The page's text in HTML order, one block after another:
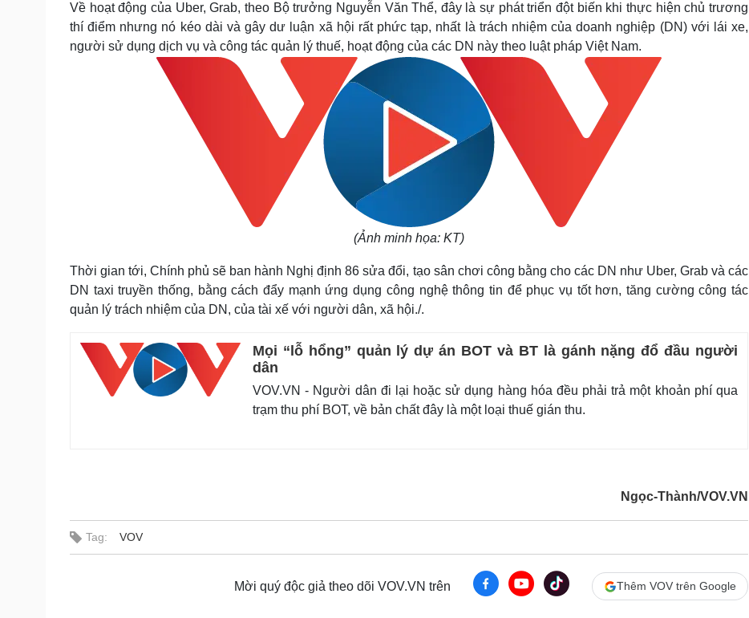
Về hoạt động của Uber, Grab, theo Bộ trưởng Nguyễn Văn Thể, đây là sự phát triển đột biến khi thực hiện chủ trương
thí điểm nhưng nó kéo dài và gây dư luận xã hội rất phức tạp, nhất là trách nhiệm của doanh nghiệp (DN) với lái xe,
người sử dụng dịch vụ và công tác quản lý thuế, hoạt động của các DN này theo luật pháp Việt Nam.
(Ảnh minh họa: KT)
Thời gian tới, Chính phủ sẽ ban hành Nghị định 86 sửa đổi, tạo sân chơi công bằng cho các DN như Uber, Grab và các
DN taxi truyền thống, bằng cách đẩy mạnh ứng dụng công nghệ thông tin để phục vụ tốt hơn, tăng cường công tác
quản lý trách nhiệm của DN, của tài xế với người dân, xã hội./.
Mọi “lỗ hổng” quản lý dự án BOT và BT là gánh nặng đổ đầu người
dân
VOV.VN - Người dân đi lại hoặc sử dụng hàng hóa đều phải trả một khoản phí qua
trạm thu phí BOT, về bản chất đây là một loại thuế gián thu.
Ngọc-Thành/VOV.VN
Tag: VOV
Mời quý độc giả theo dõi VOV.VN trên Thêm VOV trên Google